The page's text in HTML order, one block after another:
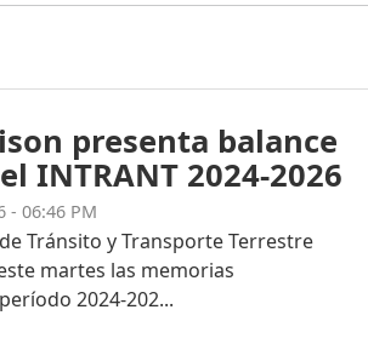
presenta balance
INTRANT 2024-2026
- 06:46 PM
Tránsito y Transporte Terrestre
martes las memorias
2024-202...